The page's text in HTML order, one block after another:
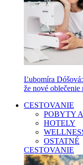
Ľubomíra
že nové oblečenie
CESTOVANIE
POBYTY
HOTELY
OSTATNÉ
CESTOVANIE